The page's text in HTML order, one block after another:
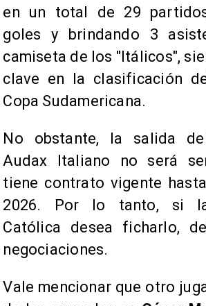
en un total de 29
goles y brindando 3
camiseta de los "Itálicos",
clave en la clasificación
Copa Sudamericana.
No obstante, la salida
Audax Italiano no será
tiene contrato vigente
2026. Por lo tanto, si la
Católica desea ficharlo,
negociaciones.
Vale mencionar que otro